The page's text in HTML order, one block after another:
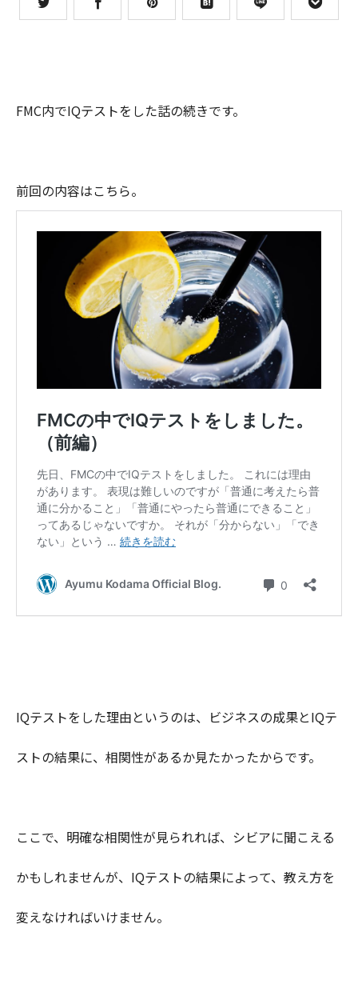
FMC内でIQテストをした話の続きです。
前回の内容はこちら。
IQテストをした理由というのは、ビジネスの成果とIQテ
ストの結果に、相関性があるか見たかったからです。
ここで、明確な相関性が見られれば、シビアに聞こえる
かもしれませんが、IQテストの結果によって、教え方を
変えなければいけません。